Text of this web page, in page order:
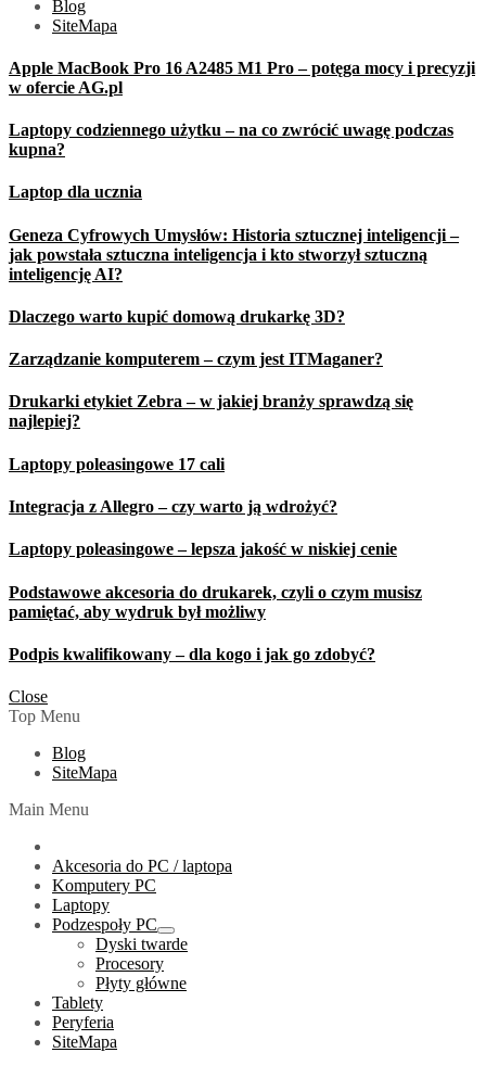
Blog
SiteMapa
Apple MacBook Pro 16 A2485 M1 Pro – potęga mocy i precyzji
w ofercie AG.pl
Laptopy codziennego użytku – na co zwrócić uwagę podczas
kupna?
Laptop dla ucznia
Geneza Cyfrowych Umysłów: Historia sztucznej inteligencji –
jak powstała sztuczna inteligencja i kto stworzył sztuczną
inteligencję AI?
Dlaczego warto kupić domową drukarkę 3D?
Zarządzanie komputerem – czym jest ITMaganer?
Drukarki etykiet Zebra – w jakiej branży sprawdzą się
najlepiej?
Laptopy poleasingowe 17 cali
Integracja z Allegro – czy warto ją wdrożyć?
Laptopy poleasingowe – lepsza jakość w niskiej cenie
Podstawowe akcesoria do drukarek, czyli o czym musisz
pamiętać, aby wydruk był możliwy
Podpis kwalifikowany – dla kogo i jak go zdobyć?
Close
Top Menu
Blog
SiteMapa
Main Menu
Akcesoria do PC / laptopa
Komputery PC
Laptopy
Podzespoły PC
Show
sub
Dyski twarde
Procesory
Płyty główne
Tablety
Peryferia
SiteMapa